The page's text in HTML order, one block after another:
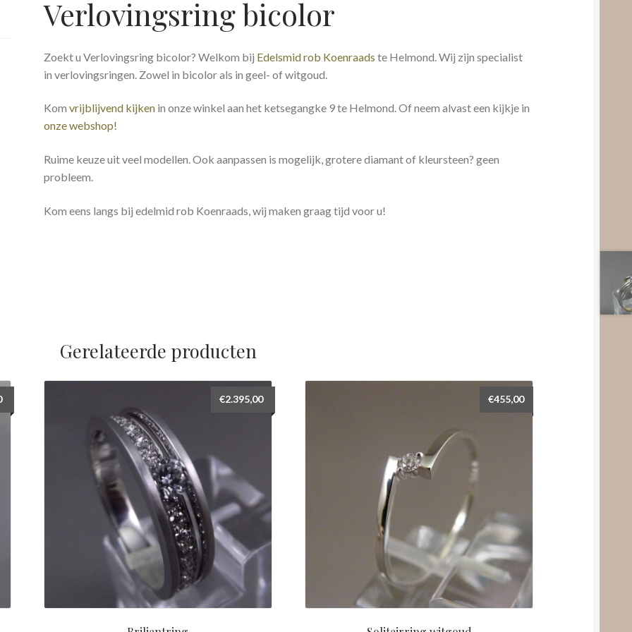
Verlovingsring bicolor
Zoekt u Verlovingsring bicolor? Welkom bij Edelsmid rob Koenraads te Helmond. Wij zijn specialist
in verlovingsringen. Zowel in bicolor als in geel- of witgoud.
Komvrijblijvend kijken in onze winkel aan het ketsegangke 9 te Helmond. Of neem alvast een kijkje in
onze webshop!
Ruime keuze uit veel modellen. Ook aanpassen is mogelijk, grotere diamant of kleursteen? geen
probleem.
Kom eens langs bij edelmid rob Koenraads, wij maken graag tijd voor u!
Gerelateerde producten
€2.395,00 €455,00